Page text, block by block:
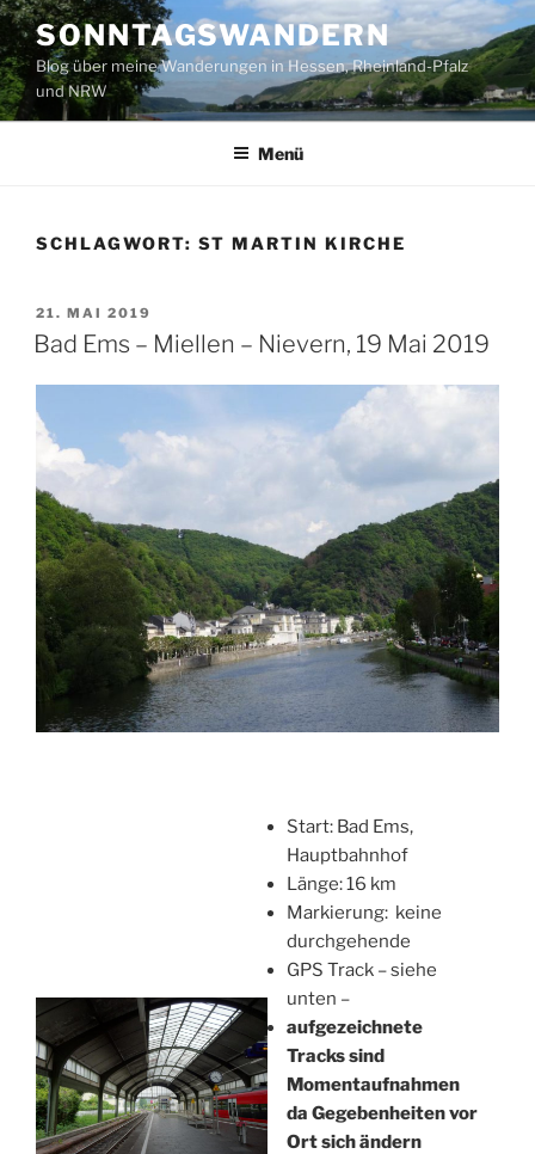
Zum
Inhalt
springen
SONNTAGSWANDERN
Blog über meine Wanderungen in Hessen, Rheinland-Pfalz
und NRW
Menü
SCHLAGWORT: ST MARTIN KIRCHE
VERÖFFENTLICHT
AM
21. MAI 2019
Bad Ems – Miellen – Nievern, 19 Mai 2019
Start: Bad Ems,
Hauptbahnhof
Länge: 16 km
Markierung: keine
durchgehende
GPS Track – siehe
unten –
aufgezeichnete
Tracks sind
Momentaufnahmen
da Gegebenheiten vor
Ort sich ändern